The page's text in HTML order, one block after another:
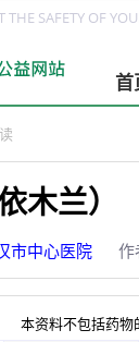
SAFETY OF
首
木兰）
市中心医院 作
本资料不包括药物